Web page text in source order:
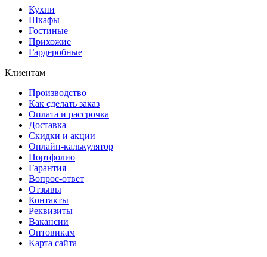
Кухни
Шкафы
Гостиные
Прихожие
Гардеробные
Клиентам
Производство
Как сделать заказ
Оплата и рассрочка
Доставка
Скидки и акции
Онлайн-калькулятор
Портфолио
Гарантия
Вопрос-ответ
Отзывы
Контакты
Реквизиты
Вакансии
Оптовикам
Карта сайта